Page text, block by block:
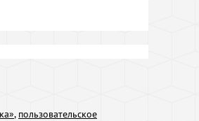
, пользовательское